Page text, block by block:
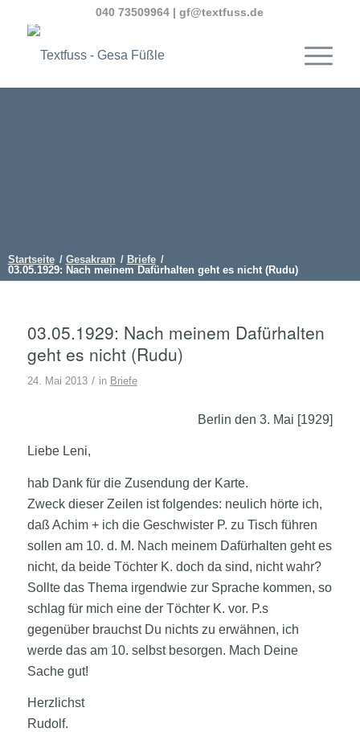
040 73509964 |gf@textfuss.de
Startseite / Gesakram / Briefe /
03.05.1929: Nach meinem Dafürhalten geht es nicht (Rudu)
03.05.1929: Nach meinem Dafürhalten
geht es nicht (Rudu)
24. Mai 2013 / in Briefe
Berlin den 3. Mai [1929]
Liebe Leni,
hab Dank für die Zusendung der Karte.
Zweck dieser Zeilen ist folgendes: neulich hörte ich,
daß Achim + ich die Geschwister P. zu Tisch führen
sollen am 10. d. M. Nach meinem Dafürhalten geht es
nicht, da beide Töchter K. doch da sind, nicht wahr?
Sollte das Thema irgendwie zur Sprache kommen, so
schlag für mich eine der Töchter K. vor. P.s
gegenüber brauchst Du nichts zu erwähnen, ich
werde das am 10. selbst besorgen. Mach Deine
Sache gut!
Herzlichst
Rudolf.